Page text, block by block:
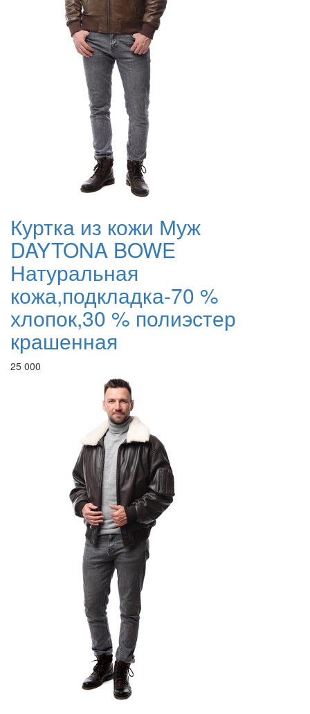
Куртка из кожи Муж
DAYTONA BOWE
Натуральная
кожа,подкладка-70 %
хлопок,30 % полиэстер
крашенная
25 000